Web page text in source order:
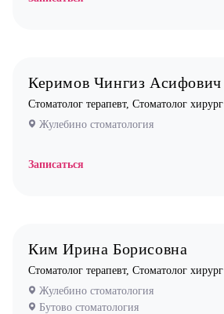
Керимов Чингиз Асифович
Стоматолог терапевт, Стоматолог хирург
Жулебино стоматология
Записаться
Ким Ирина Борисовна
Стоматолог терапевт, Стоматолог хирург
Жулебино стоматология
Бутово стоматология